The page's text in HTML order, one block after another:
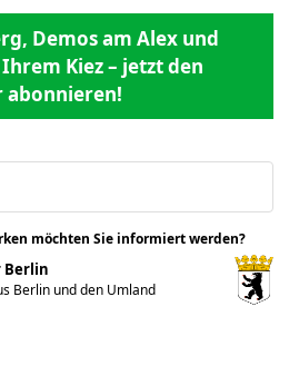
Demos am Alex und
Kiez – jetzt den
abonnieren!
möchten Sie informiert werden?
Berlin
Berlin und den Umland